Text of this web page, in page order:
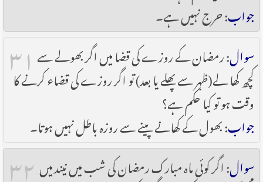
جواب: حرج نہیں ہے۔
۳۱ سوال: رمضان کے روزے کی قضا میں اگر بھولے سے
کچھ کھا لے(ظہر سے پھلے یا بعد) تو اگر روزے کی قضاء کرنے کا
وقت ہو تو کیا حکم ہے؟
جواب: بھول کے کھانے پینے سے روزہ باطل نہیں ہوتا۔
۳۲ سوال: اگر کوئی ماہ مبارک رمضان کی شب میں نیند میں